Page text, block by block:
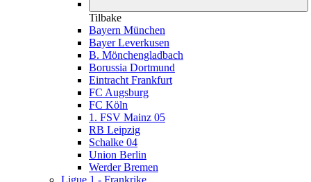
Tilbake
Bayern München
Bayer Leverkusen
B. Mönchengladbach
Borussia Dortmund
Eintracht Frankfurt
FC Augsburg
FC Köln
1. FSV Mainz 05
RB Leipzig
Schalke 04
Union Berlin
Werder Bremen
Ligue 1 - Frankrike